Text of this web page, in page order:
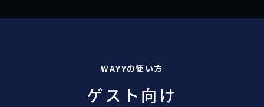
WAYYの使い方
ゲスト向け